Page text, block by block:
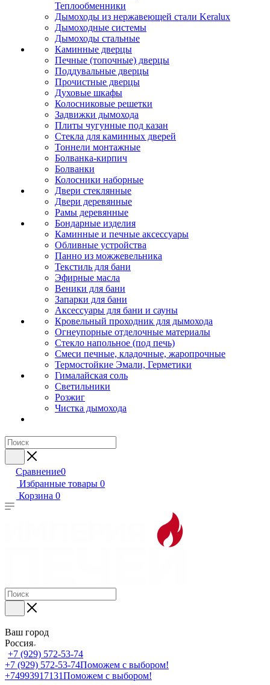
Теплообменники
Дымоходы из нержавеющей стали Keralux
Дымоходные системы
Дымоходы стальные
Каминные дверцы
Печные (топочные) дверцы
Поддувальные дверцы
Прочистные дверцы
Духовые шкафы
Колосниковые решетки
Задвижки дымохода
Плиты чугунные под казан
Стекла для каминных дверей
Тоннели монтажные
Болванка-кирпич
Болванки
Колосники наборные
Двери стеклянные
Двери деревянные
Рамы деревянные
Бондарные изделия
Каминные и печные аксессуары
Обливные устройства
Панно из можжевельника
Текстиль для бани
Эфирные масла
Веники для бани
Запарки для бани
Аксессуары для бани и сауны
Кровельный проходник для дымохода
Огнеупорные отделочные материалы
Стекло напольное (под печь)
Смеси печные, кладочные, жаропрочные
Термостойкие Эмали, Герметики
Гималайская соль
Светильники
Розжиг
Чистка дымохода
Сравнение0
Избранные товары 0
Корзина 0
Ваш город
Россия
+7 (929) 572-53-74
+7 (929) 572-53-74Поможем с выбором!
+74993917131Поможем с выбором!